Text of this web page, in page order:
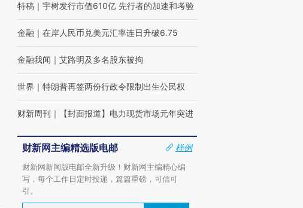
特稿 ｜ 宇树发行市值610亿 先行者的加速和考验
金融 ｜ 在岸人民币兑美元汇率连日升破6.75
金融我闻 ｜ 艾路明及多名股东被拘
世界 ｜ 特朗普再签两份行政令限制出生公民权
财新周刊 ｜ 【封面报道】电力现货市场元年突进
财新网主编精选版电邮
样例
财新网新闻版电邮全新升级！财新网主编精心编
写，每个工作日定时投递，篇篇重磅，可信可
引。